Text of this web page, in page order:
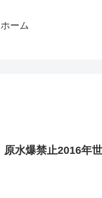
ホーム
原水爆禁止2016年